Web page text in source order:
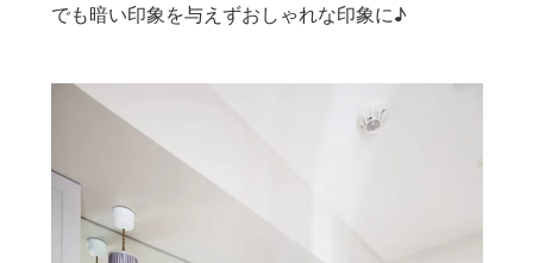
でも暗い印象を与えずおしゃれな印象に♪